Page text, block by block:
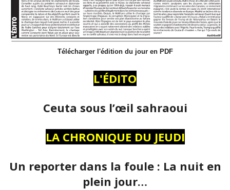
Télécharger l'édition du jour en PDF
L'ÉDITO
Ceuta sous l’œil sahraoui
LA CHRONIQUE DU JEUDI
Un reporter dans la foule : La nuit en
plein jour…